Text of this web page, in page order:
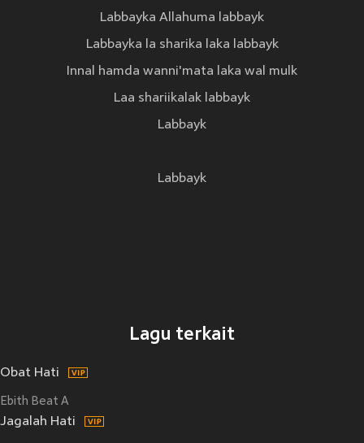
Labbayka Allahuma labbayk
Labbayka la sharika laka labbayk
Innal hamda wanni'mata laka wal mulk
Laa shariikalak labbayk
Labbayk
Labbayk
Lagu terkait
Obat Hati
Ebith Beat A
Jagalah Hati